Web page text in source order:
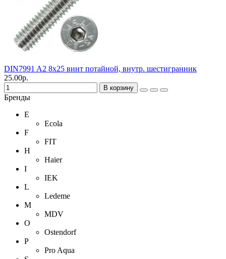
DIN7991 A2 8х25 винт потайной, внутр. шестигранник
25.00р.
В корзину
Бренды
E
Ecola
F
FIT
H
Haier
I
IEK
L
Ledeme
M
MDV
O
Ostendorf
P
Pro Aqua